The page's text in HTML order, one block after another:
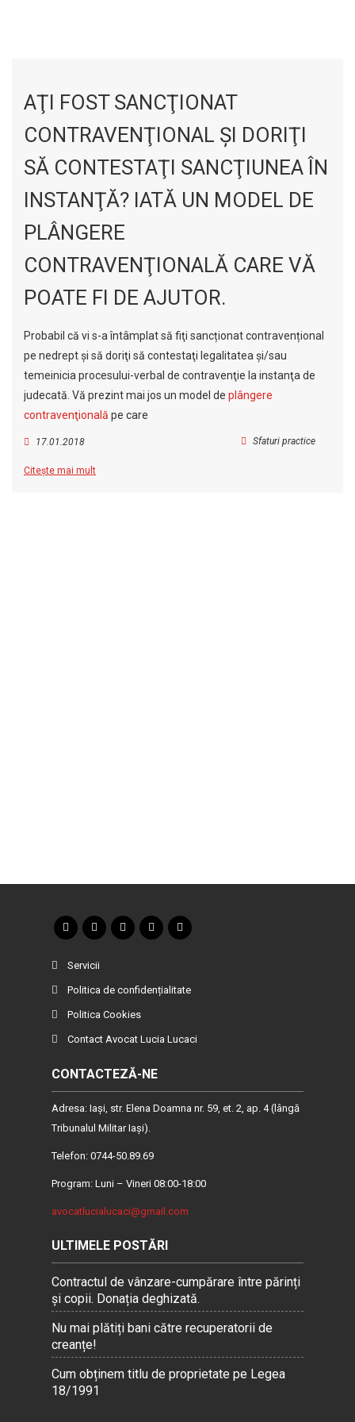
AŢI FOST SANCŢIONAT
CONTRAVENŢIONAL ŞI DORIŢI
SĂ CONTESTAŢI SANCŢIUNEA ÎN
INSTANŢĂ? IATĂ UN MODEL DE
PLÂNGERE
CONTRAVENŢIONALĂ CARE VĂ
POATE FI DE AJUTOR.
Probabil că vi s-a întâmplat să fiţi sancționat contravențional
pe nedrept şi să doriţi să contestaţi legalitatea şi/sau
temeinicia procesului-verbal de contravenţie la instanţa de
judecată. Vă prezint mai jos un model de plângere
contravenţională pe care
17.01.2018 Sfaturi practice
Citește mai mult
Servicii
Politica de confidențialitate
Politica Cookies
Contact Avocat Lucia Lucaci
CONTACTEZĂ-NE
Adresa: Iaşi, str. Elena Doamna nr. 59, et. 2, ap. 4 (lângă
Tribunalul Militar Iaşi).
Telefon: 0744-50.89.69
Program: Luni – Vineri 08:00-18:00
avocatlucialucaci@gmail.com
ULTIMELE POSTĂRI
Contractul de vânzare-cumpărare între părinți
și copii. Donația deghizată.
Nu mai plătiți bani către recuperatorii de
creanțe!
Cum obținem titlu de proprietate pe Legea
18/1991